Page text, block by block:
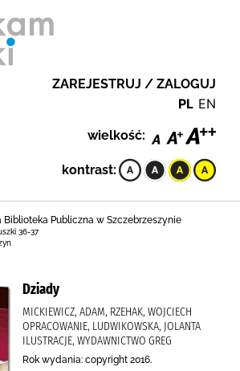
ZAREJESTRUJ / ZALOGUJ
PL EN
wielkość:
kontrast:
Biblioteka Publiczna w Szczebrzeszynie
36-37
Dziady
MICKIEWICZ, ADAM, RZEHAK, WOJCIECH
OPRACOWANIE, LUDWIKOWSKA, JOLANTA
ILUSTRACJE, WYDAWNICTWO GREG
Rok wydania: copyright 2016.